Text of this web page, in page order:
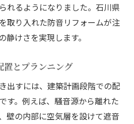
音工事スケジュール管理術
いた防音工事の進め方
の連携がもたらすメリット
音工事の進行と確認ポイン
防音リフォーム実現
ームに使える補助金制度と
れるようになりました。石川県
取り入れた防音リフォームが注
静けさを実現します。
置とプランニング
出すには、建築計画段階での配
す。例えば、騒音源から離れた
壁の内部に空気層を設けて遮音